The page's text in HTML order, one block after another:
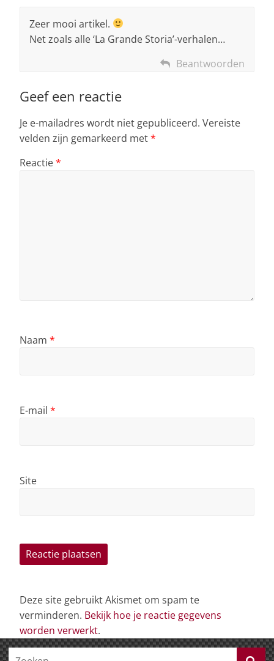
Zeer mooi artikel.
Net zoals alle ‘La Grande Storia’-verhalen…
Beantwoorden
Geef een reactie
Je e-mailadres wordt niet gepubliceerd. Vereiste
velden zijn gemarkeerd met*
Reactie*
Naam *
E-mail *
Site
Deze site gebruikt Akismet om spam te
verminderen. Bekijk hoe je reactie gegevens
worden verwerkt.